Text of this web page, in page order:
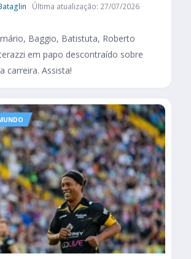
Última atualização: 27/07/2026
Baggio, Batistuta, Roberto
em papo descontraído sobre
carreira. Assista!